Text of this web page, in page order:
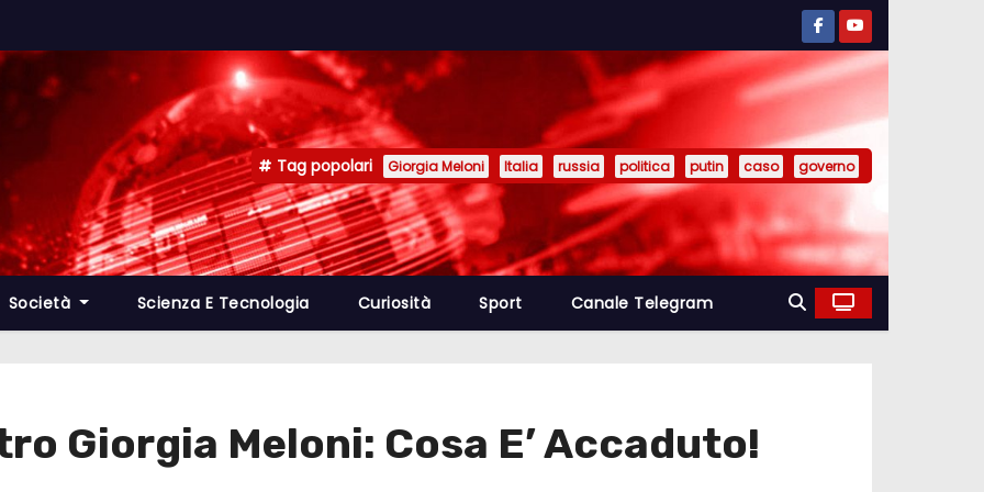
Tag popolari Giorgia Meloni Italia russia politica putin caso governo
Società Scienza E Tecnologia Curiosità Sport Canale Telegram
Giorgia Meloni: Cosa E’ Accaduto!